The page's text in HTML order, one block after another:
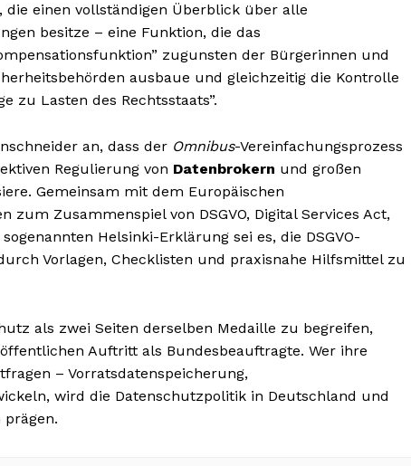
einen vollständigen Überblick über alle
besitze – eine Funktion, die das
zugunsten der Bürgerinnen und
ausbaue und gleichzeitig die Kontrolle
zu Lasten des Rechtsstaats”.
an, dass der Omnibus-Vereinfachungsprozess
Regulierung von Datenbrokern und großen
Gemeinsam mit dem Europäischen
Zusammenspiel von DSGVO, Digital Services Act,
Helsinki-Erklärung sei es, die DSGVO-
Vorlagen, Checklisten und praxisnahe Hilfsmittel zu
als zwei Seiten derselben Medaille zu begreifen,
Auftritt als Bundesbeauftragte. Wer ihre
– Vorratsdatenspeicherung,
wird die Datenschutzpolitik in Deutschland und